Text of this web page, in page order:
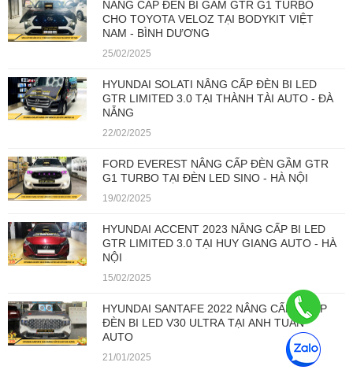
NÂNG CẤP ĐÈN BI GẦM GTR G1 TURBO
CHO TOYOTA VELOZ TẠI BODYKIT VIỆT
NAM - BÌNH DƯƠNG
25/02/2025
HYUNDAI SOLATI NÂNG CẤP ĐÈN BI LED
GTR LIMITED 3.0 TẠI THÀNH TÀI AUTO - ĐÀ
NẴNG
22/02/2025
FORD EVEREST NÂNG CẤP ĐÈN GẦM GTR
G1 TURBO TẠI ĐÈN LED SINO - HÀ NỘI
19/02/2025
HYUNDAI ACCENT 2023 NÂNG CẤP BI LED
GTR LIMITED 3.0 TẠI HUY GIANG AUTO - HÀ
NỘI
15/02/2025
HYUNDAI SANTAFE 2022 NÂNG CẤP 2 CẶP
ĐÈN BI LED V30 ULTRA TẠI ANH TUẤN
AUTO
21/01/2025